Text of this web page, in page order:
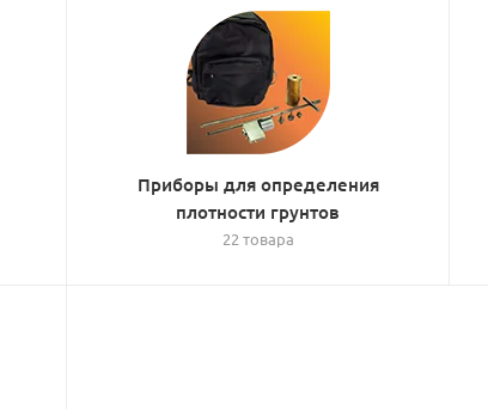
Приборы для определения
плотности грунтов
22 товара